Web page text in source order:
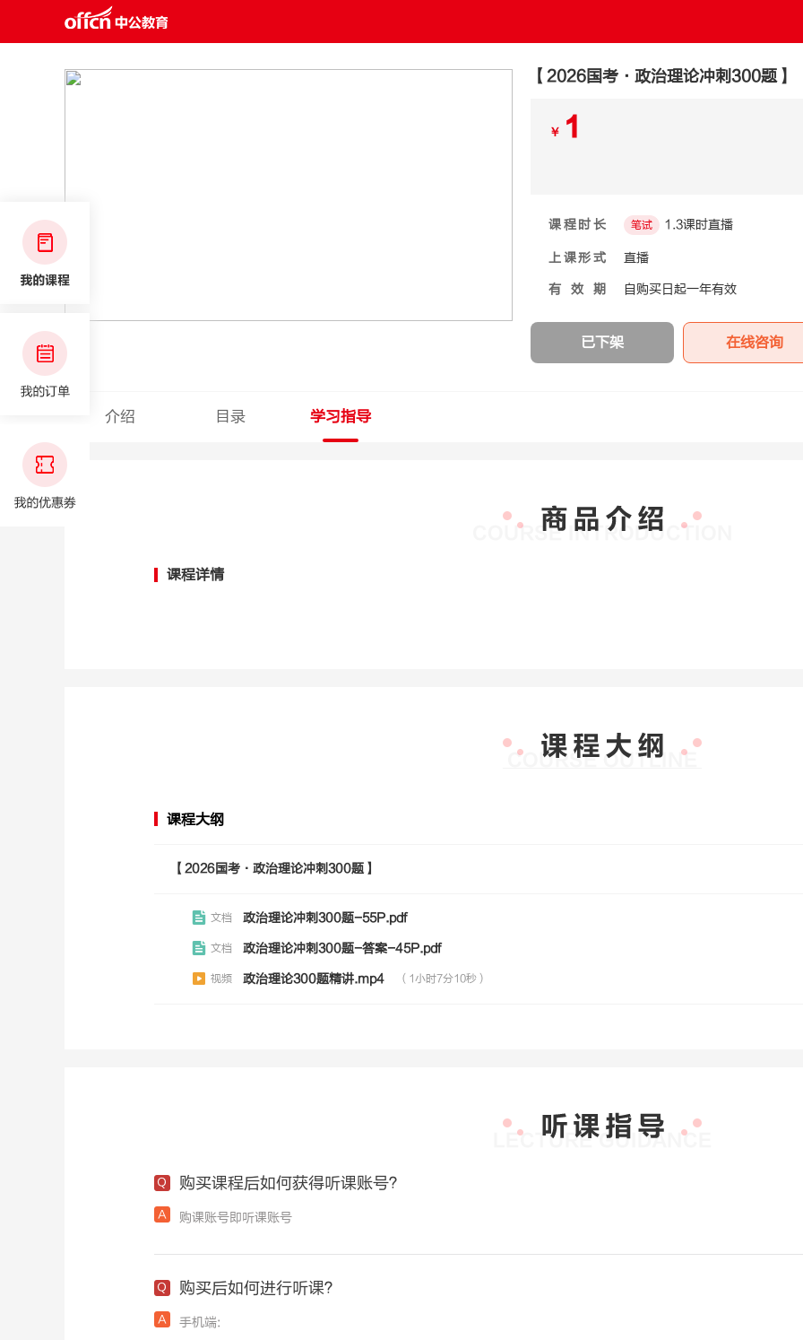
【2026国考·政治理论冲刺300题】
￥ 1
课程时长 笔试 1.3课时直播
上课形式 直播
有效期 自购买日起一年有效
已下架 在线咨询
介绍 目录 学习指导
课程详情
课程大纲
【2026国考·政治理论冲刺300题】
文档 政治理论冲刺300题-55P.pdf
文档 政治理论冲刺300题-答案-45P.pdf
视频 政治理论300题精讲.mp4 （1小时7分10秒）
购买课程后如何获得听课账号？
购课账号即听课账号
购买后如何进行听课？
手机端: